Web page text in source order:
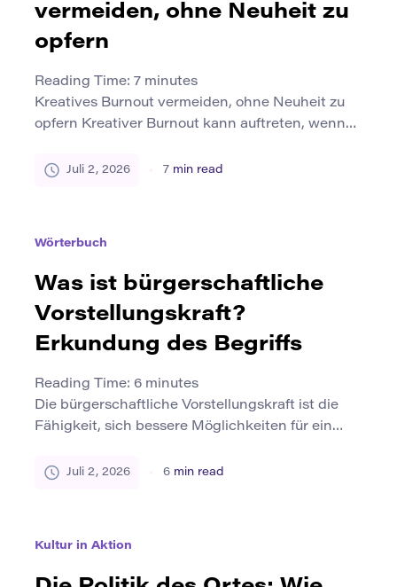
vermeiden, ohne Neuheit zu
opfern
Reading Time: 7 minutes
Kreatives Burnout vermeiden, ohne Neuheit zu
opfern Kreativer Burnout kann auftreten, wenn
Projekte, Designs, Texte, Videos oder
aufregend anfühlen. Viele Schöpfer befürchten,
dass die […]
Juli 2, 2026 7 min read
Wörterbuch
Was ist bürgerschaftliche
Vorstellungskraft?
Erkundung des Begriffs
Reading Time: 6 minutes
Die bürgerschaftliche Vorstellungskraft ist die
Fähigkeit, sich bessere Möglichkeiten für ein
Menschen, über aktuelle Probleme
um persönliche Träume oder private Ideen. Es
Juli 2, 2026 6 min read
Kultur in Aktion